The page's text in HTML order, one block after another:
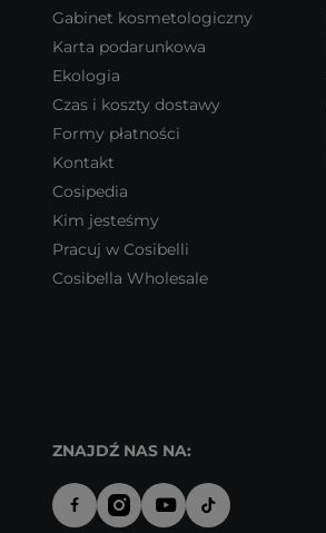
Gabinet kosmetologiczny
Karta podarunkowa
Ekologia
Czas i koszty dostawy
Formy płatności
Kontakt
Cosipedia
Kim jesteśmy
Pracuj w Cosibelli
Cosibella Wholesale
ZNAJDŹ NAS NA: